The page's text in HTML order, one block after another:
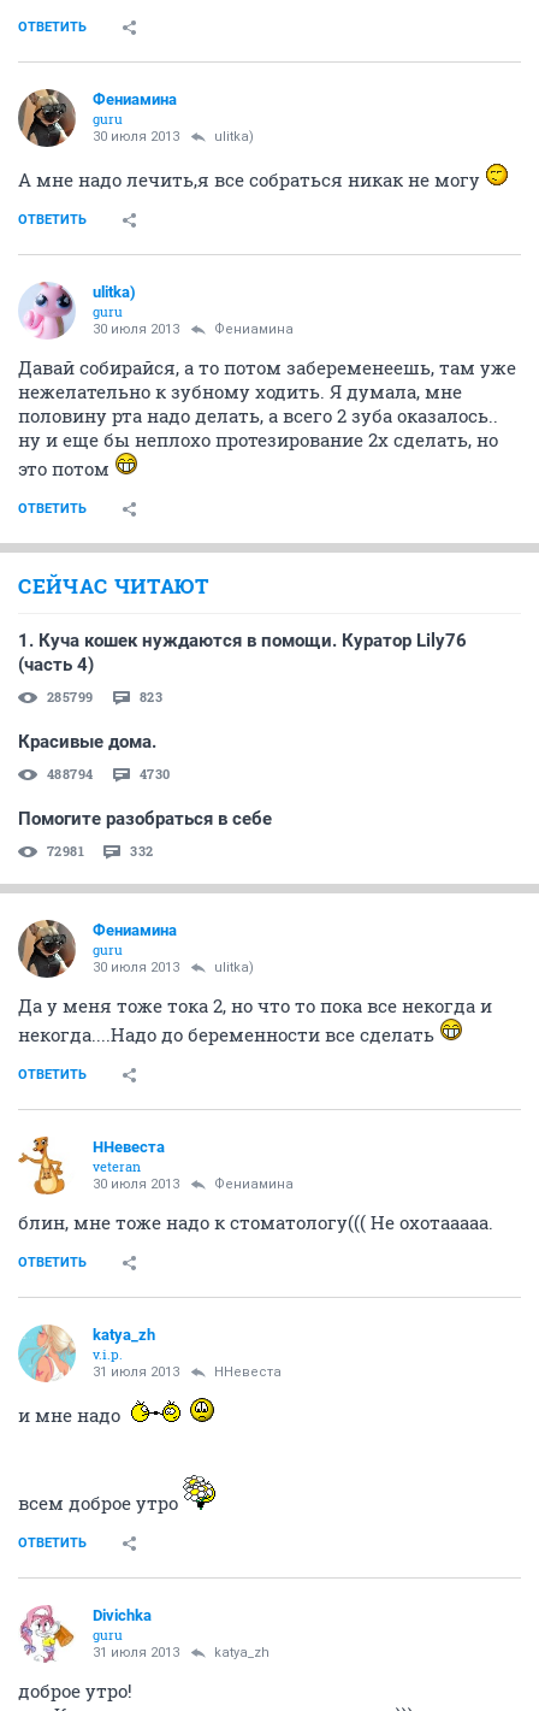
ОТВЕТИТЬ
Фениамина
guru
30 июля 2013 ulitka)
А мне надо лечить,я все собраться никак не могу
ОТВЕТИТЬ
ulitka)
guru
30 июля 2013 Фениамина
Давай собирайся, а то потом забеременеешь, там уже
нежелательно к зубному ходить. Я думала, мне
половину рта надо делать, а всего 2 зуба оказалось..
ну и еще бы неплохо протезирование 2х сделать, но
это потом
ОТВЕТИТЬ
СЕЙЧАС ЧИТАЮТ
1. Куча кошек нуждаются в помощи. Куратор Lily76
(часть 4)
285799 823
Красивые дома.
488794 4730
Помогите разобраться в себе
72981 332
Фениамина
guru
30 июля 2013 ulitka)
Да у меня тоже тока 2, но что то пока все некогда и
некогда....Надо до беременности все сделать
ОТВЕТИТЬ
ННевеста
veteran
30 июля 2013 Фениамина
блин, мне тоже надо к стоматологу((( Не охотааааа.
ОТВЕТИТЬ
katya_zh
v.i.p.
31 июля 2013 ННевеста
и мне надо
всем доброе утро
ОТВЕТИТЬ
Divichka
guru
31 июля 2013 katya_zh
доброе утро!